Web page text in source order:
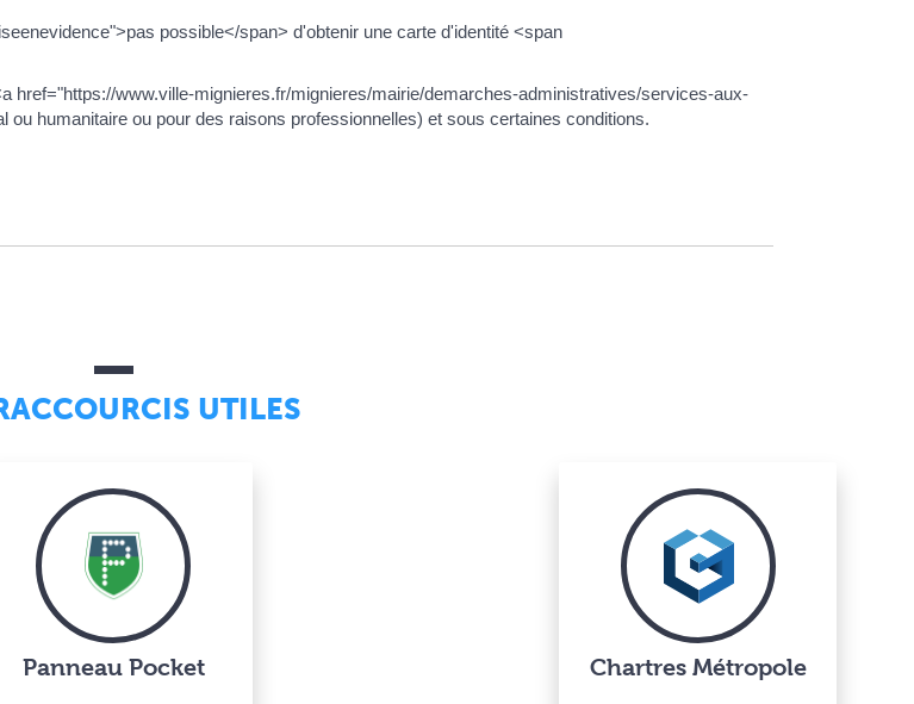
possible</span> d'obtenir une carte d'identité <span
href="https://www.ville-mignieres.fr/mignieres/mairie/demarches-administratives/services-aux-
humanitaire ou pour des raisons professionnelles) et sous certaines conditions.
UTILES
Panneau Pocket Chartres Métropole